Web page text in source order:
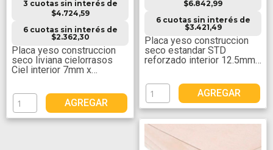
3 cuotas sin interés de
$4.724,59
6 cuotas sin interés de
$2.362,30
Placa yeso construccion
seco liviana cielorrasos
Ciel interior 7mm x
AGREGAR
$6.842,99
6 cuotas sin interés de
$3.421,49
Placa yeso construccion
seco estandar STD
reforzado interior 12.5mm
AGREGAR